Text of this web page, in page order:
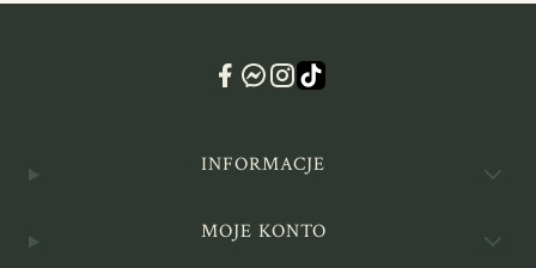
Linki w stopceINFORMACJE
MOJE KONTO